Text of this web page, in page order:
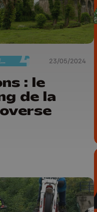
AMÉNAGEMENT DU TERRITOIRE 23/05/2024
: le
de la